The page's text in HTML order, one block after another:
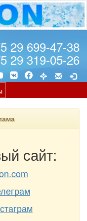
29 699-47-38
29 319-05-26
сайт: